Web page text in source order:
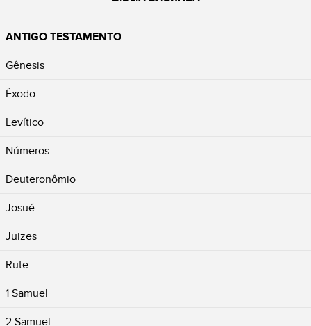
ANTIGO TESTAMENTO
Gênesis
Êxodo
Levítico
Números
Deuteronômio
Josué
Juizes
Rute
1 Samuel
2 Samuel